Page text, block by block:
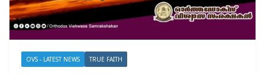
OVS - LATEST NEWS TRUE FAITH